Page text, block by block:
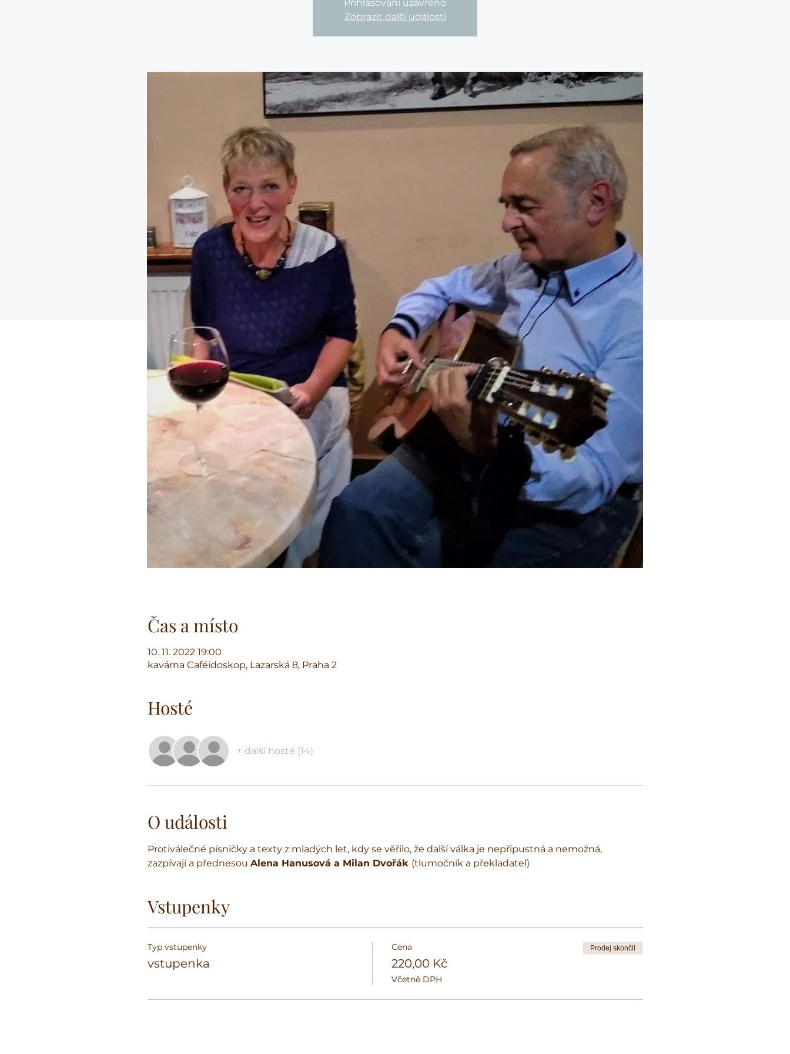
Přihlašování uzavřeno
Zobrazit další události
Čas a místo
10. 11. 2022 19:00
kavárna Caféidoskop, Lazarská 8, Praha 2
Hosté
+ další hosté (14)
O události
Protiválečné písničky a texty z mladých let, kdy se věřilo, že další válka je nepřípustná a nemožná,
zazpívají a přednesou Alena Hanusová a Milan Dvořák (tlumočník a překladatel)
Vstupenky
Typ vstupenky
vstupenka
Cena
220,00 Kč
Včetně DPH
Prodej skončil